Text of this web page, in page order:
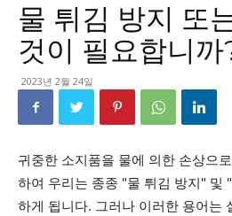
물 튀김 방지 또
것이 필요합니까
2023년 2월 24일
귀중한 소지품을 물에 의한 손상으
하여 우리는 종종 "물 튀김 방지" 및
하게 됩니다. 그러나 이러한 용어는